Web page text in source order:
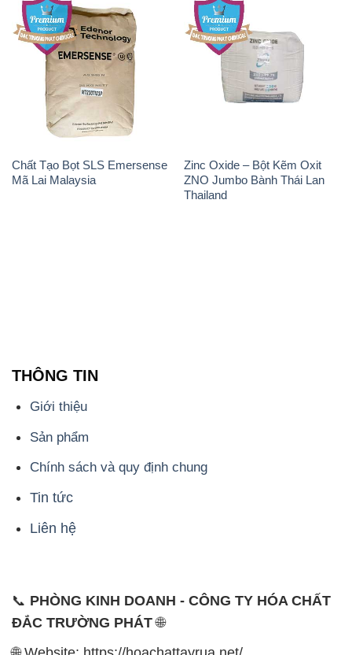
Chất Tạo Bọt SLS Emersense
Mã Lai Malaysia
Zinc Oxide – Bột Kẽm Oxit
ZNO Jumbo Bành Thái Lan
Thailand
Chính sách và quy định chung
Tin tức
Liên hệ
📞
PHÒNG KINH DOANH - CÔNG TY HÓA CHẤT
ĐẮC TRƯỜNG PHÁT
- 028.3756.1835 - 028.3756.1840 - 028.3756.1841-